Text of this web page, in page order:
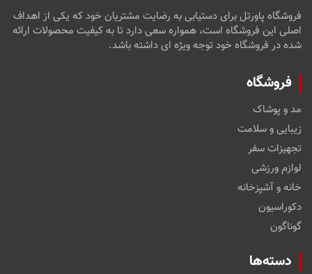
فروشگاه پاورتل برای دستیابی به رضایت مشتریان خود که یکی از اهداف
اصلی این فروشگاه است، همواره سعی دارد تا به کیفیت محصولات ارائه
شده در فروشگاه خود توجه ویژه ای داشته باشد.
فروشگاه
مد و پوشاک
زیبایی و سلامت
تجهیزات سفر
لوازم ورزشی
خانه و آشپزخانه
دکوراسیون
گوناگون
دسته‌ها